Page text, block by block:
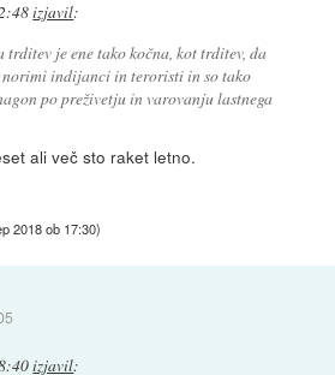
izjavil:
trditev je ene tako kočna, kot trditev, da
norimi indijanci in teroristi in so tako
po preživetju in varovanju lastnega
ali več sto raket letno.
2018 ob 17:30)
izjavil: